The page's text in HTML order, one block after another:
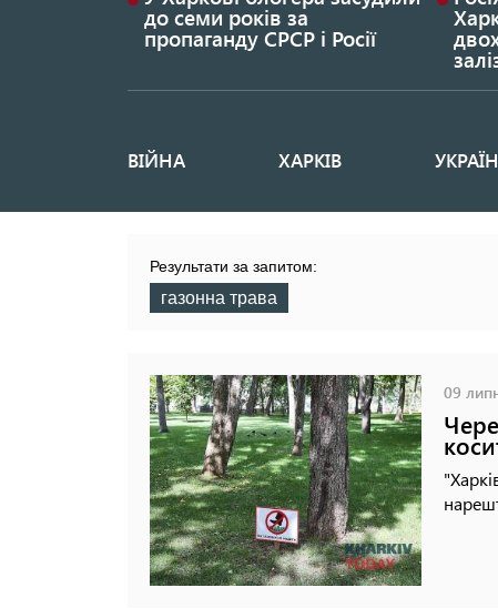
до семи років за
пропаганду СРСР і Росії
Основная
ВІЙНА ХАРКІВ
Результати за запитом:
газонна трава
09